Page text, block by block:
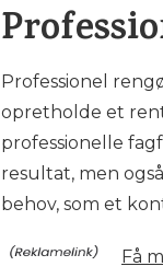
Professionel
opretholde et
professionelle
resultat, men
behov, som et
Få